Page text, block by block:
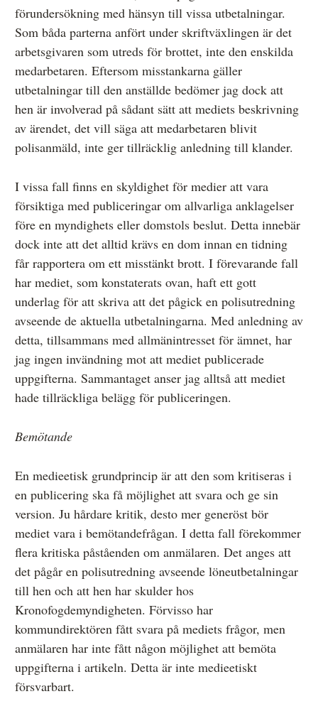
förundersökning med hänsyn till vissa utbetalningar.
Som båda parterna anfört under skriftväxlingen är det
arbetsgivaren som utreds för brottet, inte den enskilda
medarbetaren. Eftersom misstankarna gäller
utbetalningar till den anställde bedömer jag dock att
hen är involverad på sådant sätt att mediets beskrivning
av ärendet, det vill säga att medarbetaren blivit
polisanmäld, inte ger tillräcklig anledning till klander.
I vissa fall finns en skyldighet för medier att vara
försiktiga med publiceringar om allvarliga anklagelser
före en myndighets eller domstols beslut. Detta innebär
dock inte att det alltid krävs en dom innan en tidning
får rapportera om ett misstänkt brott. I förevarande fall
har mediet, som konstaterats ovan, haft ett gott
underlag för att skriva att det pågick en polisutredning
avseende de aktuella utbetalningarna. Med anledning av
detta, tillsammans med allmänintresset för ämnet, har
jag ingen invändning mot att mediet publicerade
uppgifterna. Sammantaget anser jag alltså att mediet
hade tillräckliga belägg för publiceringen.
Bemötande
En medieetisk grundprincip är att den som kritiseras i
en publicering ska få möjlighet att svara och ge sin
version. Ju hårdare kritik, desto mer generöst bör
mediet vara i bemötandefrågan. I detta fall förekommer
flera kritiska påståenden om anmälaren. Det anges att
det pågår en polisutredning avseende löneutbetalningar
till hen och att hen har skulder hos
Kronofogdemyndigheten. Förvisso har
kommundirektören fått svara på mediets frågor, men
anmälaren har inte fått någon möjlighet att bemöta
uppgifterna i artikeln. Detta är inte medieetiskt
försvarbart.